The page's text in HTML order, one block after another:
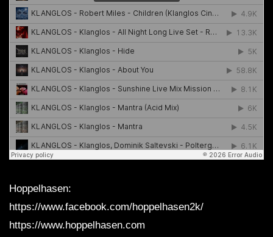
Hoppelhasen:
https://www.facebook.com/hoppelhasen2k/
https://www.hoppelhasen.com